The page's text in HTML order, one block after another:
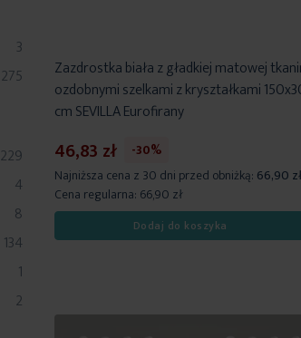
Zazdrostka biała z gładkiej matowej
ozdobnymi szelkami z kryształkami
cm SEVILLA Eurofirany
46,83 zł
-30%
Najniższa cena z 30 dni przed obniżką: 66,90
Cena regularna: 66,90 zł
Dodaj do koszyka
3
produkty
275
produkty
229
4
8
134
1
2